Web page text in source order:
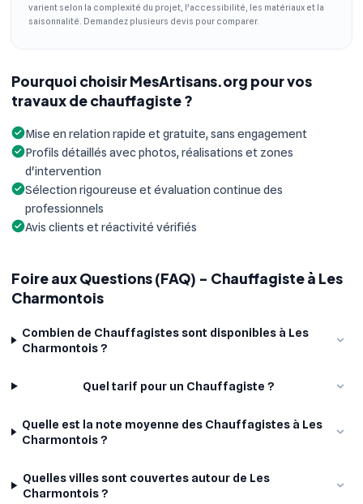
varient selon la complexité du projet, l'accessibilité, les matériaux et la
saisonnalité. Demandez plusieurs devis pour comparer.
Pourquoi choisir MesArtisans.org pour vos
travaux de chauffagiste ?
Mise en relation rapide et gratuite, sans engagement
Profils détaillés avec photos, réalisations et zones
d'intervention
Sélection rigoureuse et évaluation continue des
professionnels
Avis clients et réactivité vérifiés
Foire aux Questions (FAQ) - Chauffagiste à Les
Charmontois
Combien de Chauffagistes sont disponibles à Les
Charmontois ?
Quel tarif pour un Chauffagiste ?
Quelle est la note moyenne des Chauffagistes à Les
Charmontois ?
Quelles villes sont couvertes autour de Les
Charmontois ?